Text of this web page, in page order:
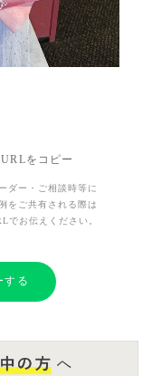
をコピー
ダー・ご相談時等に
をご共有される際は
でお伝えください。
する